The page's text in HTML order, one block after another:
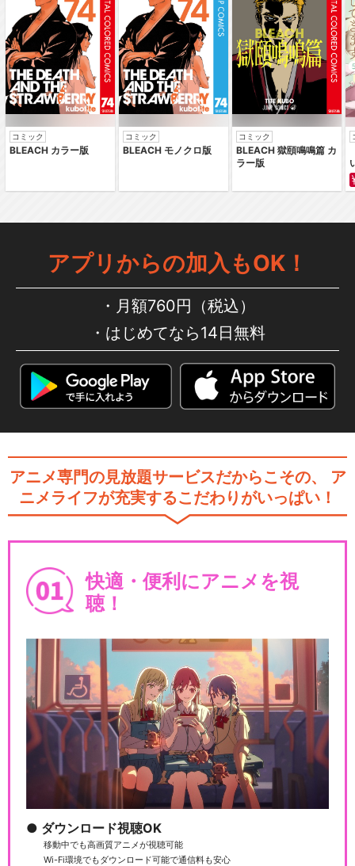
頭文字[イニシャル]D Extra S
tage…
頭文字[イニシャル]D Fifth St
頭文字[イニシャル]D Final St
age
新劇場版 頭文字[イニシャル]
D Legend…
新劇場版 頭文字[イニシャル]
D Legend…
D Legend…
新劇場版 頭文字[イニシャル]
D BATTLE…
新劇場版 頭文字[イニシャル]
D BATTLE…
TVアニメ『MFゴースト』
コミック
BLEACH カラー版
コミック
BLEACH モノクロ版
コミック
BLEACH 獄頤鳴鳴篇 カ
ラー版
アプリからの加入もOK！
月額760円（税込）
はじめてなら14日無料
アニメ専門の見放題サービスだからこその、
ア
ニメライフが充実するこだわりがいっぱい！
快適・便利にアニメを視
聴！
ダウンロード視聴OK
移動中でも高画質アニメが視聴可能
Wi-Fi環境でもダウンロード可能で通信料も安心